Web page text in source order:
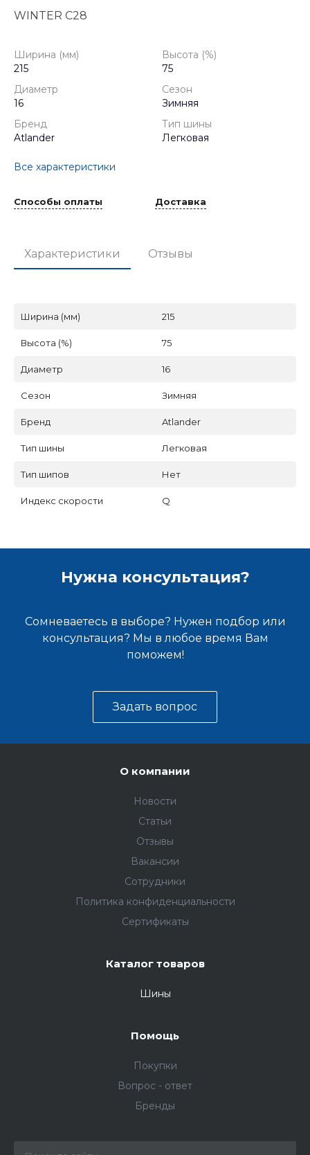
WINTER C28
Ширина (мм)
215
Высота (%)
75
Диаметр
16
Сезон
Зимняя
Бренд
Atlander
Тип шины
Легковая
Все характеристики
Способы оплаты Доставка
Характеристики Отзывы
Ширина (мм) 215
Высота (%) 75
Диаметр 16
Сезон Зимняя
Бренд Atlander
Тип шины Легковая
Тип шипов Нет
Индекс скорости Q
Нужна консультация?
Сомневаетесь в выборе? Нужен подбор или
консультация? Мы в любое время Вам
поможем!
Задать вопрос
О компании
Новости
Статьи
Отзывы
Вакансии
Сотрудники
Политика конфиденциальности
Сертификаты
Каталог товаров
Шины
Помощь
Покупки
Вопрос - ответ
Бренды